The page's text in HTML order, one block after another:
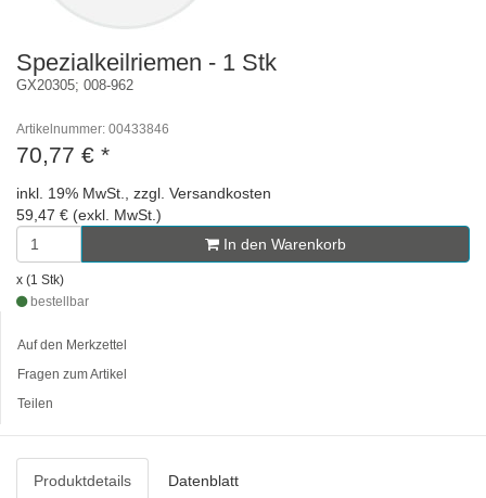
Spezialkeilriemen - 1 Stk
GX20305; 008-962
Artikelnummer: 00433846
70,77 € *
inkl. 19% MwSt., zzgl. Versandkosten
59,47 € (exkl. MwSt.)
In den Warenkorb
x (1 Stk)
bestellbar
Auf den Merkzettel
Fragen zum Artikel
Teilen
Produktdetails Datenblatt